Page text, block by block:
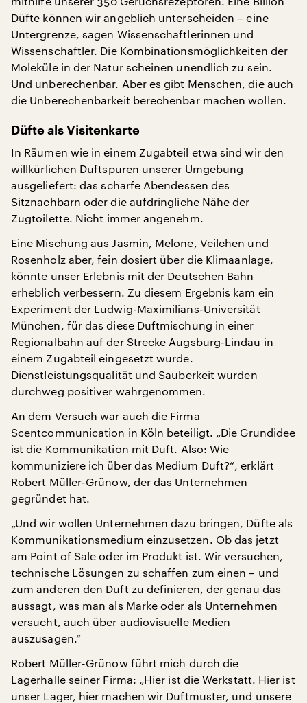
Düfte können wir angeblich unterscheiden – eine
Untergrenze, sagen Wissenschaftlerinnen und
Wissenschaftler. Die Kombinationsmöglichkeiten der
Moleküle in der Natur scheinen unendlich zu sein.
Und unberechenbar. Aber es gibt Menschen, die auch
die Unberechenbarkeit berechenbar machen wollen.
Düfte als Visitenkarte
In Räumen wie in einem Zugabteil etwa sind wir den
willkürlichen Duftspuren unserer Umgebung
ausgeliefert: das scharfe Abendessen des
Sitznachbarn oder die aufdringliche Nähe der
Zugtoilette. Nicht immer angenehm.
Eine Mischung aus Jasmin, Melone, Veilchen und
Rosenholz aber, fein dosiert über die Klimaanlage,
könnte unser Erlebnis mit der Deutschen Bahn
erheblich verbessern. Zu diesem Ergebnis kam ein
Experiment der Ludwig-Maximilians-Universität
München, für das diese Duftmischung in einer
Regionalbahn auf der Strecke Augsburg-Lindau in
einem Zugabteil eingesetzt wurde.
Dienstleistungsqualität und Sauberkeit wurden
durchweg positiver wahrgenommen.
An dem Versuch war auch die Firma
Scentcommunication in Köln beteiligt. „Die Grundidee
ist die Kommunikation mit Duft. Also: Wie
kommuniziere ich über das Medium Duft?“, erklärt
Robert Müller-Grünow, der das Unternehmen
gegründet hat.
„Und wir wollen Unternehmen dazu bringen, Düfte als
Kommunikationsmedium einzusetzen. Ob das jetzt
am Point of Sale oder im Produkt ist. Wir versuchen,
technische Lösungen zu schaffen zum einen – und
zum anderen den Duft zu definieren, der genau das
aussagt, was man als Marke oder als Unternehmen
versucht, auch über audiovisuelle Medien
auszusagen.“
Robert Müller-Grünow führt mich durch die
Lagerhalle seiner Firma: „Hier ist die Werkstatt. Hier ist
unser Lager, hier machen wir Duftmuster, und unsere